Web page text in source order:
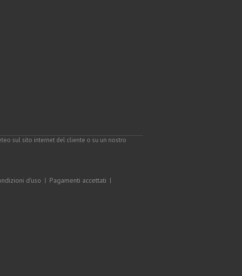
sul sito internet del cliente o su un nostro
d'uso
Pagamenti accettati